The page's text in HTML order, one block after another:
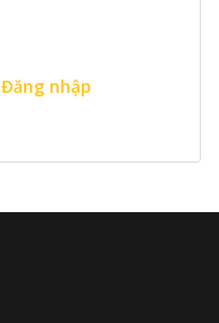
Đăng nhập